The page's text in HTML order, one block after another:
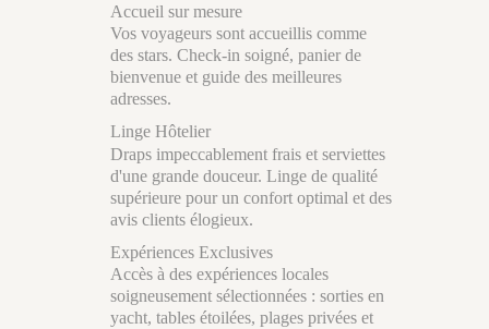
Accueil sur mesure
Vos voyageurs sont accueillis comme
des stars. Check-in soigné, panier de
bienvenue et guide des meilleures
adresses.
Linge Hôtelier
Draps impeccablement frais et serviettes
d'une grande douceur. Linge de qualité
supérieure pour un confort optimal et des
avis clients élogieux.
Expériences Exclusives
Accès à des expériences locales
soigneusement sélectionnées : sorties en
yacht, tables étoilées, plages privées et